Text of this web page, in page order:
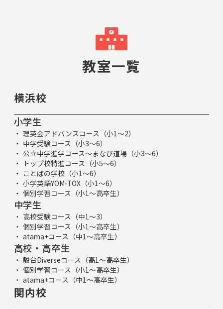
教室一覧
横浜校
小学生
理英会アドバンスコース（小1～2）
中学受験コース（小3～6）
公立中学進学コース～まなび道場（小3～6）
トップ校特進コース（小5～6）
ことばの学校（小1～6）
小学英語YOM-TOX（小1～6）
個別学習コース（小1～高卒生）
中学生
高校受験コース（中1～3）
個別学習コース（小1～高卒生）
atama+コース（中1～高卒生）
高校・高卒生
駿台Diverseコース（高1～高卒生）
個別学習コース（小1～高卒生）
atama+コース（中1～高卒生）
関内校